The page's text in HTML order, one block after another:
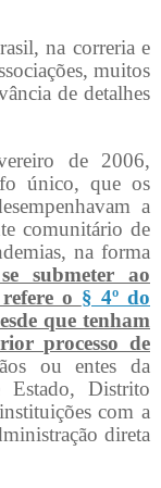
na correria e
muitos
de detalhes
de 2006,
único, que os
a
comunitário de
na forma
submeter ao
o § 4º do
que tenham
processo de
ou entes da
Estado, Distrito
com a
direta